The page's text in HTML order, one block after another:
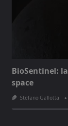
BioSentinel:
space
Stefano Gallotta